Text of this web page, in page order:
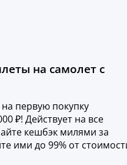
на самолет с
первую покупку
₽! Действует на все
кешбэк милями за
ими до 99% от